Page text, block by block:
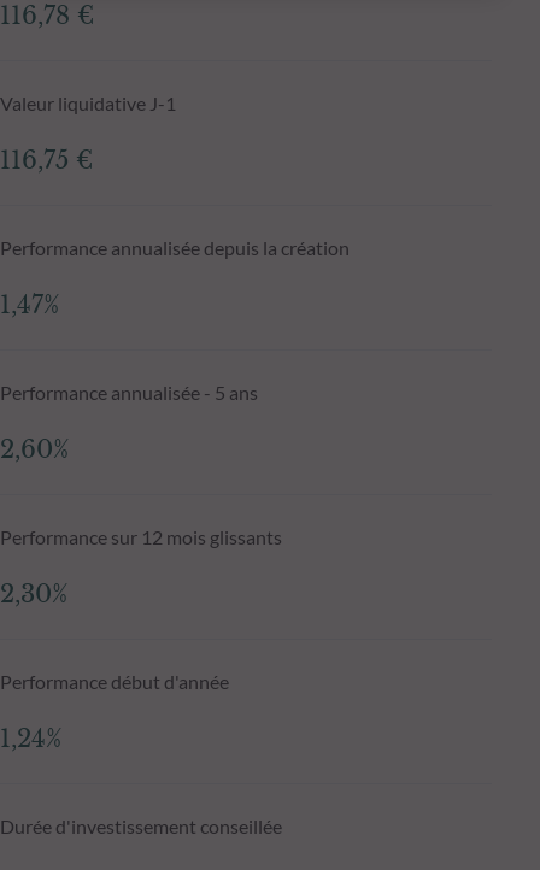
116,78 €
Valeur liquidative J-1
116,75 €
Performance annualisée depuis la création
1,47%
Performance annualisée - 5 ans
2,60%
Performance sur 12 mois glissants
2,30%
Performance début d'année
1,24%
Durée d'investissement conseillée